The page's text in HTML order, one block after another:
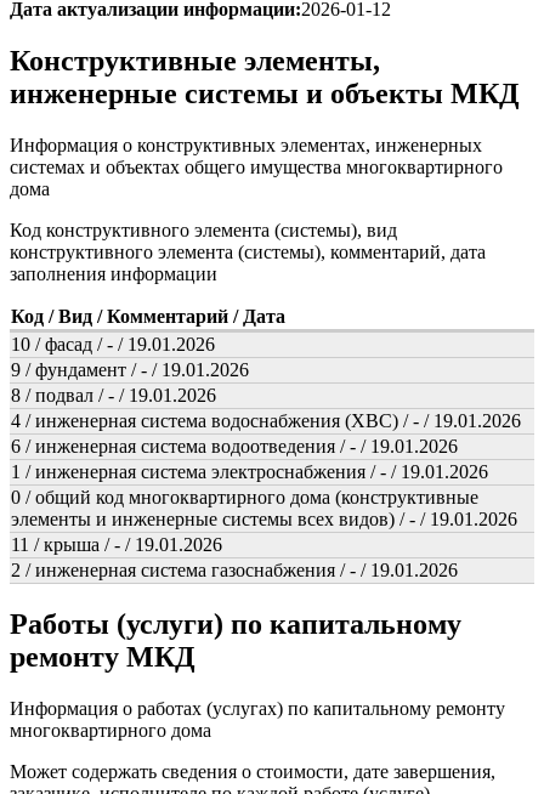
Дата актуализации информации:2026-01-12
Конструктивные элементы,
инженерные системы и объекты МКД
Информация о конструктивных элементах, инженерных
системах и объектах общего имущества многоквартирного
дома
Код конструктивного элемента (системы), вид
конструктивного элемента (системы), комментарий, дата
заполнения информации
Код / Вид / Комментарий / Дата
10 / фасад / - / 19.01.2026
9 / фундамент / - / 19.01.2026
8 / подвал / - / 19.01.2026
4 / инженерная система водоснабжения (ХВС) / - / 19.01.2026
6 / инженерная система водоотведения / - / 19.01.2026
1 / инженерная система электроснабжения / - / 19.01.2026
0 / общий код многоквартирного дома (конструктивные
элементы и инженерные системы всех видов) / - / 19.01.2026
11 / крыша / - / 19.01.2026
2 / инженерная система газоснабжения / - / 19.01.2026
Работы (услуги) по капитальному
ремонту МКД
Информация о работах (услугах) по капитальному ремонту
многоквартирного дома
Может содержать сведения о стоимости, дате завершения,